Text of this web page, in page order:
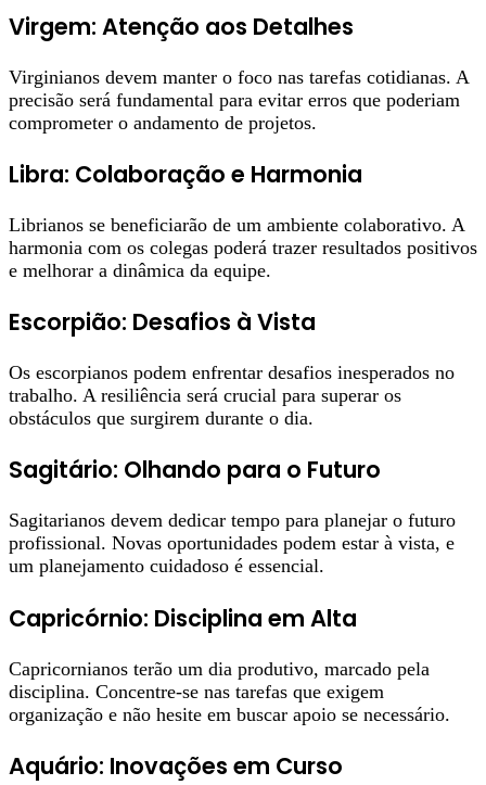
Virgem: Atenção aos Detalhes
Virginianos devem manter o foco nas tarefas cotidianas. A
precisão será fundamental para evitar erros que poderiam
comprometer o andamento de projetos.
Libra: Colaboração e Harmonia
Librianos se beneficiarão de um ambiente colaborativo. A
harmonia com os colegas poderá trazer resultados positivos
e melhorar a dinâmica da equipe.
Escorpião: Desafios à Vista
Os escorpianos podem enfrentar desafios inesperados no
trabalho. A resiliência será crucial para superar os
obstáculos que surgirem durante o dia.
Sagitário: Olhando para o Futuro
Sagitarianos devem dedicar tempo para planejar o futuro
profissional. Novas oportunidades podem estar à vista, e
um planejamento cuidadoso é essencial.
Capricórnio: Disciplina em Alta
Capricornianos terão um dia produtivo, marcado pela
disciplina. Concentre-se nas tarefas que exigem
organização e não hesite em buscar apoio se necessário.
Aquário: Inovações em Curso